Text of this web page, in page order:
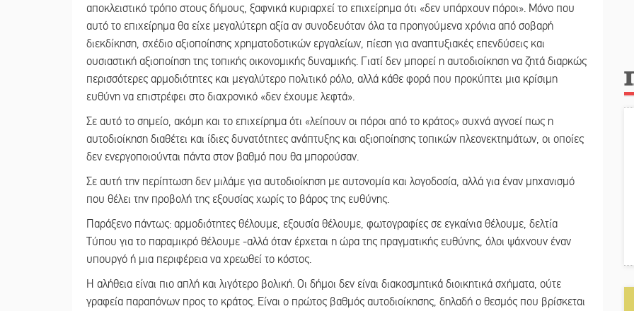
αποκλειστικό τρόπο στους δήμους, ξαφνικά κυριαρχεί το επιχείρημα ότι «δεν υπάρχουν πόροι». Μόνο που
αυτό το επιχείρημα θα είχε μεγαλύτερη αξία αν συνοδευόταν όλα τα προηγούμενα χρόνια από σοβαρή
διεκδίκηση, σχέδιο αξιοποίησης χρηματοδοτικών εργαλείων, πίεση για αναπτυξιακές επενδύσεις και
ουσιαστική αξιοποίηση της τοπικής οικονομικής δυναμικής. Γιατί δεν μπορεί η αυτοδιοίκηση να ζητά διαρκώς
περισσότερες αρμοδιότητες και μεγαλύτερο πολιτικό ρόλο, αλλά κάθε φορά που προκύπτει μια κρίσιμη
ευθύνη να επιστρέφει στο διαχρονικό «δεν έχουμε λεφτά».
Σε αυτό το σημείο, ακόμη και το επιχείρημα ότι «λείπουν οι πόροι από το κράτος» συχνά αγνοεί πως η
αυτοδιοίκηση διαθέτει και ίδιες δυνατότητες ανάπτυξης και αξιοποίησης τοπικών πλεονεκτημάτων, οι οποίες
δεν ενεργοποιούνται πάντα στον βαθμό που θα μπορούσαν.
Σε αυτή την περίπτωση δεν μιλάμε για αυτοδιοίκηση με αυτονομία και λογοδοσία, αλλά για έναν μηχανισμό
που θέλει την προβολή της εξουσίας χωρίς το βάρος της ευθύνης.
Παράξενο πάντως: αρμοδιότητες θέλουμε, εξουσία θέλουμε, φωτογραφίες σε εγκαίνια θέλουμε, δελτία
Τύπου για το παραμικρό θέλουμε -αλλά όταν έρχεται η ώρα της πραγματικής ευθύνης, όλοι ψάχνουν έναν
υπουργό ή μια περιφέρεια να χρεωθεί το κόστος.
Η αλήθεια είναι πιο απλή και λιγότερο βολική. Οι δήμοι δεν είναι διακοσμητικά διοικητικά σχήματα, ούτε
γραφεία παραπόνων προς το κράτος. Είναι ο πρώτος βαθμός αυτοδιοίκησης, δηλαδή ο θεσμός που βρίσκεται